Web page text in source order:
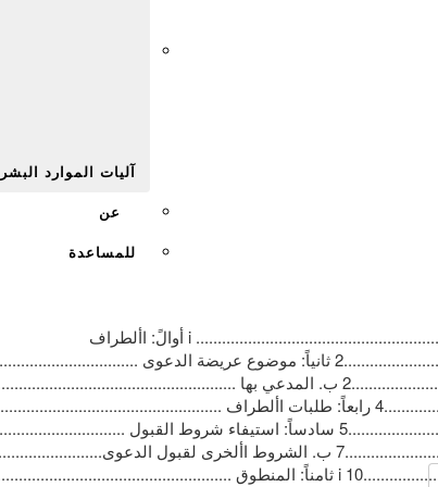
آليات الموارد
عن
للمساعدة
‫الفهرس‬ ‫الفهرس ‪i ........................................................................................................................................................‬‬ ‫أوالً‪ :‬األطراف